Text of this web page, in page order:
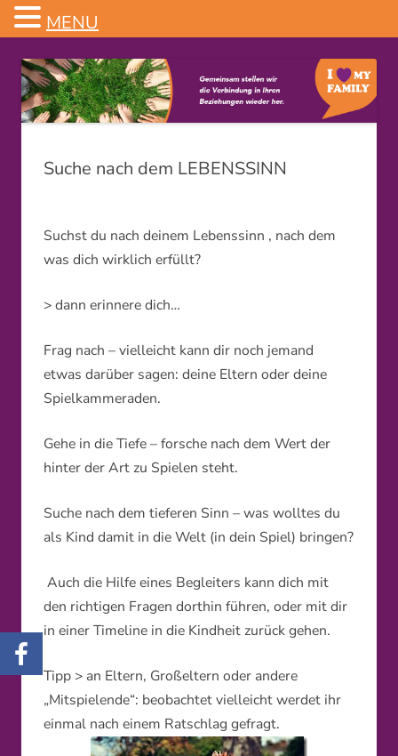
Suche nach dem LEBENSSINN
Suchst du nach deinem Lebenssinn , nach dem
was dich wirklich erfüllt?
> dann erinnere dich…
Frag nach – vielleicht kann dir noch jemand
etwas darüber sagen: deine Eltern oder deine
Spielkammeraden.
Gehe in die Tiefe – forsche nach dem Wert der
hinter der Art zu Spielen steht.
Suche nach dem tieferen Sinn – was wolltes du
als Kind damit in die Welt (in dein Spiel) bringen?
Auch die Hilfe eines Begleiters kann dich mit
den richtigen Fragen dorthin führen, oder mit dir
in einer Timeline in die Kindheit zurück gehen.
Tipp > an Eltern, Großeltern oder andere
„Mitspielende“: beobachtetvielleicht werdet ihr
einmal nach einem Ratschlag gefragt.
MENU